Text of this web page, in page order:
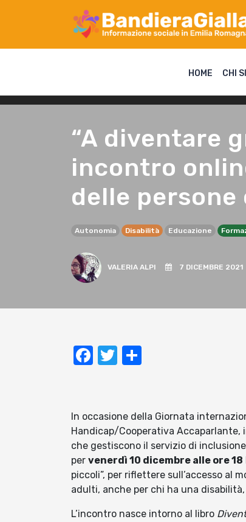
HOME CHI
“A diventare
incontro
delle
Autonomia Disabilità Educazione
VALERIA ALPI 7 DICEMBRE 2021
Facebook
Twitter
In occasione della Giornata
Handicap/Cooperativa Accaparlante,
che gestiscono il servizio di
per venerdì 10 dicembre alle ore 18
piccoli”, per riflettere sull’accesso al
adulti, anche per chi ha una
L’incontro nasce intorno al libro